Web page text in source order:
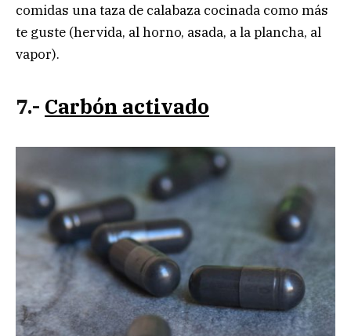
comidas una taza de calabaza cocinada como más
te guste (hervida, al horno, asada, a la plancha, al
vapor).
7.- Carbón activado